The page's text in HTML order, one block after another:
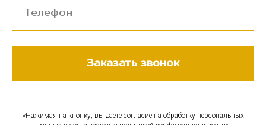
Заказать звонок
«Нажимая на кнопку, вы даете согласие на обработку персональных